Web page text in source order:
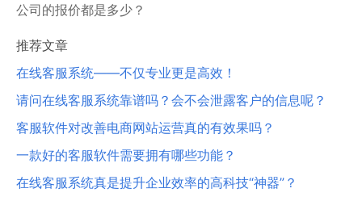
公司的报价都是多少？
推荐文章
在线客服系统——不仅专业更是高效！
请问在线客服系统靠谱吗？会不会泄露客户的信息呢？
客服软件对改善电商网站运营真的有效果吗？
一款好的客服软件需要拥有哪些功能？
在线客服系统真是提升企业效率的高科技“神器”？